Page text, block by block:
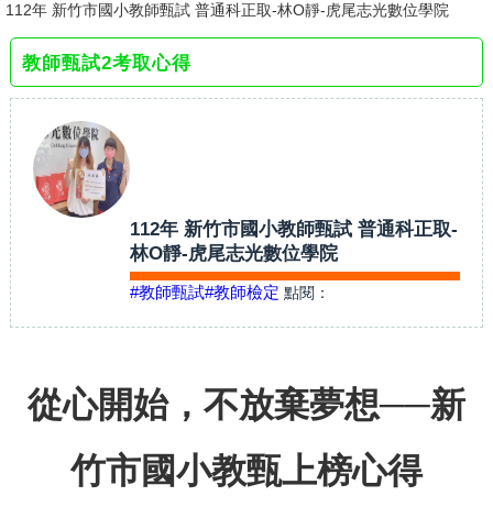
112年 新竹市國小教師甄試 普通科正取-林O靜-虎尾志光數位學院
教師甄試2考取心得
112年 新竹市國小教師甄試 普通科正取-
林O靜-虎尾志光數位學院
#教師甄試#教師檢定 點閱：
從心開始，不放棄夢想──新
竹市國小教甄上榜心得